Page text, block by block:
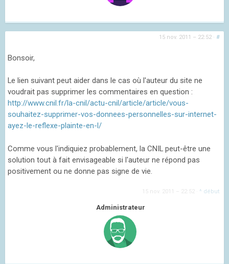
15 nov. 2011 – 22:52 · #
Bonsoir,
Le lien suivant peut aider dans le cas où l'auteur du site ne
voudrait pas supprimer les commentaires en question :
http://www.cnil.fr/la-cnil/actu-cnil/article/article/vous-
souhaitez-supprimer-vos-donnees-personnelles-sur-internet-
ayez-le-reflexe-plainte-en-l/
Comme vous l'indiquiez probablement, la CNIL peut-être une
solution tout à fait envisageable si l'auteur ne répond pas
positivement ou ne donne pas signe de vie.
15 nov. 2011 – 22:52 ^ début
Administrateur